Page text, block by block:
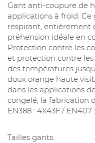
Gant anti-coupure de
applications à froid.
respirant, entièrement
préhension idéale en
Protection contre les
et protection contre
des températures
doux orange haute
dans les applications
congelé, la fabrication
EN388 : 4X43F / EN407 :
Tailles gants: